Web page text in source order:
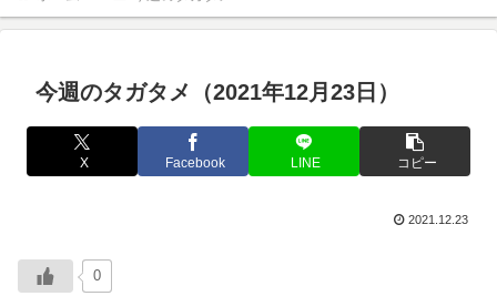
今週のタガタメ（2021年12月23日）
X Facebook LINE コピー
2021.12.23
0